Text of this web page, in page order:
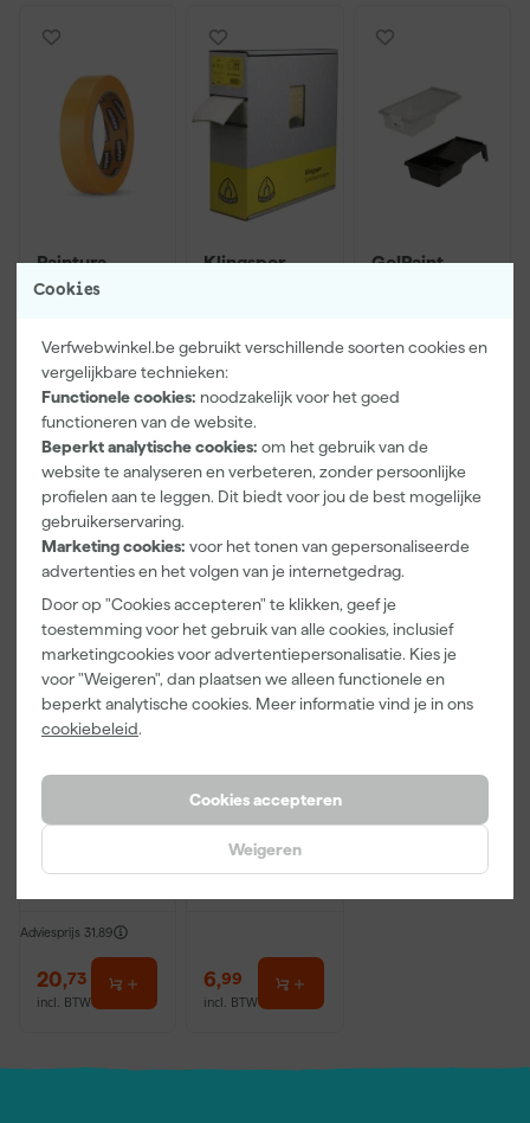
Cookies
Verfwebwinkel.be gebruikt verschillende soorten cookies en
vergelijkbare technieken:
Functionele cookies: noodzakelijk voor het goed
functioneren van de website.
Beperkt analytische cookies: om het gebruik van de
website te analyseren en verbeteren, zonder persoonlijke
profielen aan te leggen. Dit biedt voor jou de best mogelijke
gebruikerservaring.
Marketing cookies: voor het tonen van gepersonaliseerde
advertenties en het volgen van je internetgedrag.
Door op "Cookies accepteren" te klikken, geef je
toestemming voor het gebruik van alle cookies, inclusief
marketingcookies voor advertentiepersonalisatie. Kies je
voor "Weigeren", dan plaatsen we alleen functionele en
beperkt analytische cookies. Meer informatie vind je in ons
cookiebeleid.
Cookies accepteren
Weigeren
Paintura
Lucamax
Morgen
bezorgd
99
Klingspor
P120
Morgen
Go!Paint
15 x 32 cm + 5
incl. BTW
Anza PRO
MICMEX set
bezorgd
Adviesprijs 31,89
20,73
incl. BTW
Rilly Multi
Ontvetter en
Verfreiniger –
0,5L
Morgen
bezorgd
6,99
incl. BTW